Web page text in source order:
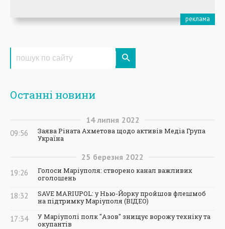
Останні новини
14 липня 2022
09:56
Заява Ріната Ахметова щодо активів Медіа Група
Україна
25 березня 2022
19:26
Голоси Маріуполя: створено канал важливих
оголошень
18:32
SAVE MARIUPOL: у Нью-Йорку пройшов флешмоб
на підтримку Маріуполя (ВІДЕО)
17:34
У Маріуполі полк "Азов" знищує ворожу техніку та
окупантів